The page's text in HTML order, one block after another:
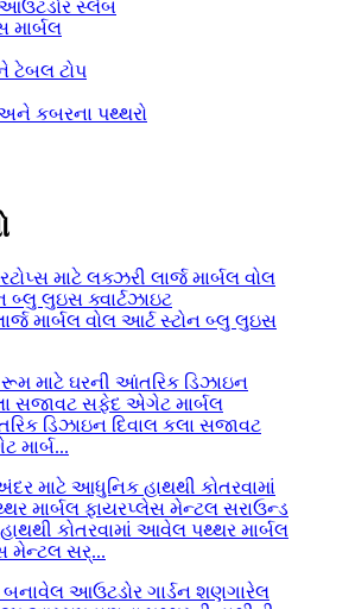
આઉટડોર સ્લેબ
માર્બલ
ટેબલ ટોપ
કબરના પથ્થરો
માર્બલ વોલ આર્ટ સ્ટોન બ્લુ લુઇસ
ડિઝાઇન દિવાલ કલા સજાવટ
માર્બ...
કોતરવામાં આવેલ પથ્થર માર્બલ
મેન્ટલ સર્...